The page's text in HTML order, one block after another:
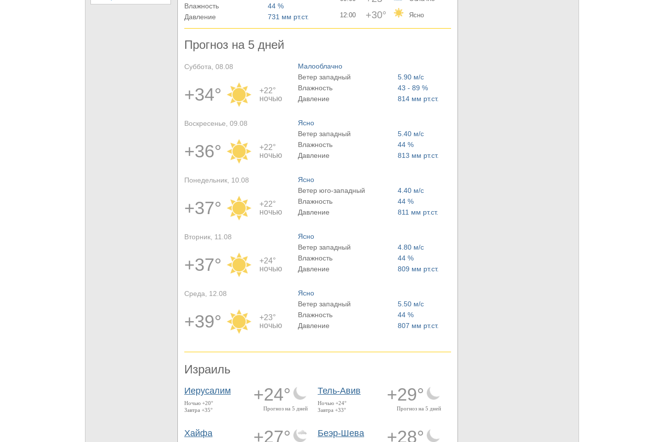
Влажность
44 %
Давление
731 мм рт.ст. 12:00 +30° Ясно
Прогноз на 5 дней
Суббота, 08.08
+34°
+22°
ночью
Малооблачно
Ветер западный
5.90 м/с
Влажность
43 - 89 %
Давление
814 мм рт.ст.
Воскресенье, 09.08
+36°
+22°
ночью
Ясно
Ветер западный
5.40 м/с
Влажность
44 %
Давление
813 мм рт.ст.
Понедельник, 10.08
+37°
+22°
ночью
Ясно
Ветер юго-западный
4.40 м/с
Влажность
44 %
Давление
811 мм рт.ст.
Вторник, 11.08
+37°
+24°
ночью
Ясно
Ветер западный
4.80 м/с
Влажность
44 %
Давление
809 мм рт.ст.
Среда, 12.08
+39°
+23°
ночью
Ясно
Ветер западный
5.50 м/с
Влажность
44 %
Давление
807 мм рт.ст.
Израиль
Иерусалим
Ночью +20°
Завтра +35°
+24°
Прогноз на 5 дней
Тель-Авив
Ночью +24°
Завтра +33°
+29°
Прогноз на 5 дней
Хайфа +27° Беэр-Шева +28°